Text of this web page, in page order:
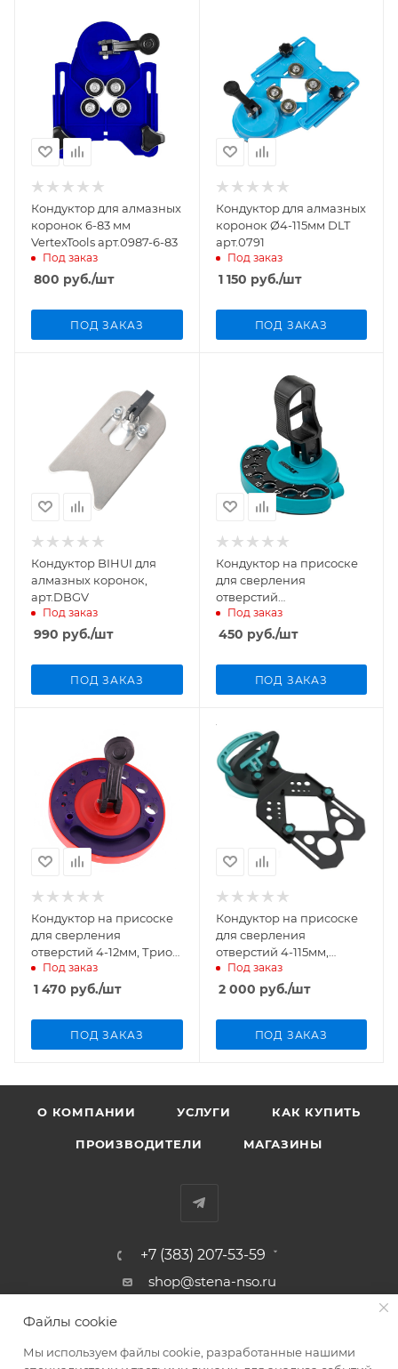
Кондуктор для алмазных
коронок 6-83 мм
VertexTools арт.0987-6-83
Под заказ
800 руб./шт
ПОД ЗАКАЗ
Кондуктор для алмазных
коронок Ø4-115мм DLT
арт.0791
Под заказ
1 150 руб./шт
ПОД ЗАКАЗ
Кондуктор BIHUI для
алмазных коронок,
арт.DBGV
Под заказ
990 руб./шт
ПОД ЗАКАЗ
Кондуктор на присоске
для сверления
отверстий
4,5,6,8,10,12,14мм, BIHUI,
DBGU
Под заказ
450 руб./шт
ПОД ЗАКАЗ
Кондуктор на присоске
для сверления
отверстий 4-12мм, Трио
Диамант
Под заказ
1 470 руб./шт
ПОД ЗАКАЗ
Кондуктор на присоске
для сверления
отверстий 4-115мм,
BIHUI, DBGM
Под заказ
2 000 руб./шт
ПОД ЗАКАЗ
О КОМПАНИИ УСЛУГИ КАК КУПИТЬ
ПРОИЗВОДИТЕЛИ МАГАЗИНЫ
+7 (383) 207-53-59
shop@stena-nso.ru
г.Новосибирск ул.Восход, 26/1
ПОЛИТИКА КОНФИДЕНЦИАЛЬНОСТИ
Файлы cookie
Мы используем файлы cookie, разработанные нашими